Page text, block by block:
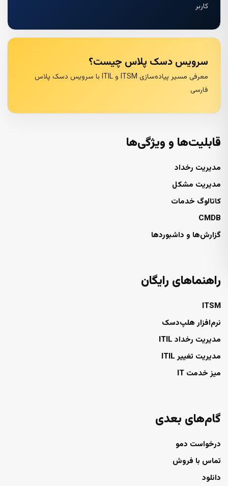
کاربر
سرویس دسک پلاس چیست؟
معرفی مسیر پیاده‌سازی ITSM و ITIL با سرویس دسک پلاس
فارسی
قابلیت‌ها و ویژگی‌ها
مدیریت رخداد
مدیریت مشکل
کاتالوگ خدمات
CMDB
گزارش‌ها و داشبوردها
راهنماهای رایگان
ITSM
نرم‌افزار هلپ‌دسک
مدیریت رخداد ITIL
مدیریت تغییر ITIL
میز خدمت IT
گام‌های بعدی
درخواست دمو
تماس با فروش
دانلود